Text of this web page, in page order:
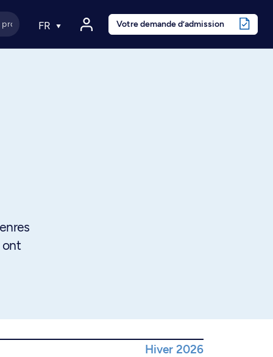
FR Votre demande d’admission
ont
Hiver 2026